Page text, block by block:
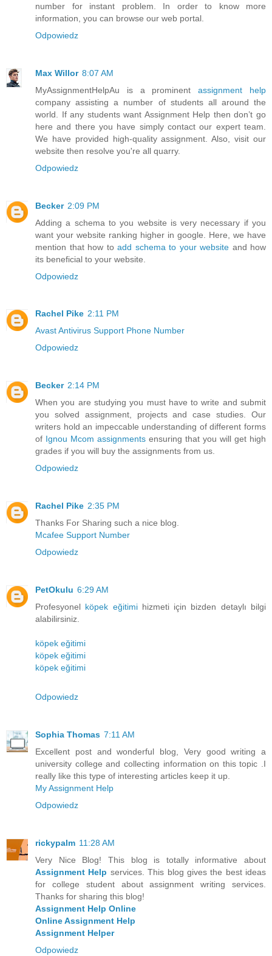
number for instant problem. In order to know more
information, you can browse our web portal.
Odpowiedz
Max Willor 8:07 AM
MyAssignmentHelpAu is a prominentassignment help
company assisting a number of students all around the
world. If any students want Assignment Help then don’t go
here and there you have simply contact our expert team.
We have provided high-quality assignment. Also, visit our
website then resolve you're all quarry.
Odpowiedz
Becker 2:09 PM
Adding a schema to you website is very necessary if you
want your website ranking higher in google. Here, we have
mention that how to add schema to your website and how
its beneficial to your website.
Odpowiedz
Rachel Pike 2:11 PM
Avast Antivirus Support Phone Number
Odpowiedz
Becker 2:14 PM
When you are studying you must have to write and submit
you solved assignment, projects and case studies. Our
writers hold an impeccable understanding of different forms
of Ignou Mcom assignments ensuring that you will get high
grades if you will buy the assignments from us.
Odpowiedz
Rachel Pike 2:35 PM
Thanks For Sharing such a nice blog.
Mcafee Support Number
Odpowiedz
PetOkulu 6:29 AM
Profesyonel köpek eğitimihizmeti için bizden detaylı bilgi
alabilirsiniz.
köpek eğitimi
köpek eğitimi
köpek eğitimi
Odpowiedz
Sophia Thomas 7:11 AM
Excellent post and wonderful blog, Very good writing a
university college and collecting information on this topic .I
really like this type of interesting articles keep it up.
My Assignment Help
Odpowiedz
rickypalm 11:28 AM
Very Nice Blog! This blog is totally informative about
Assignment Help services. This blog gives the best ideas
for college student about assignment writing services.
Thanks for sharing this blog!
Assignment Help Online
Online Assignment Help
Assignment Helper
Odpowiedz